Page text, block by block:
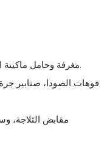
- مغرفة وحامل ماكينة الثلج (مغرفة مخزنة خارج صندوق الثلج).